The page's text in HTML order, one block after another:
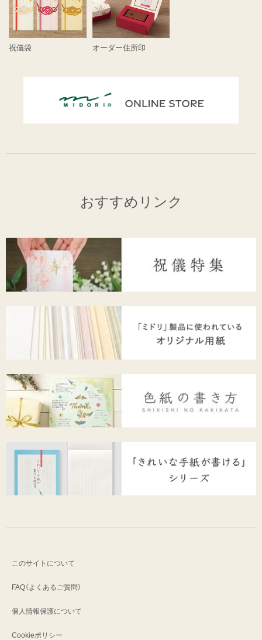
祝儀袋 オーダー住所印
おすすめリンク
このサイトについて
FAQ（よくあるご質問）
個人情報保護について
Cookieポリシー